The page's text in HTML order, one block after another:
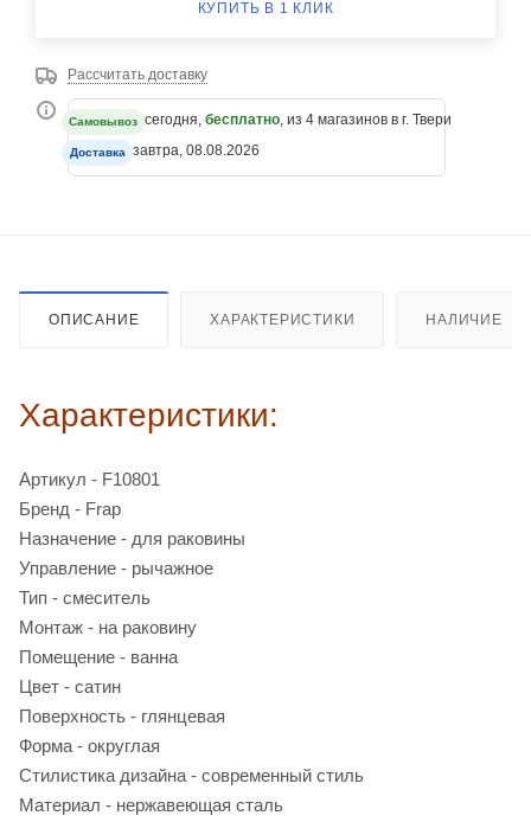
КУПИТЬ В 1 КЛИК
Рассчитать доставку
Самовывоз сегодня, бесплатно , из 4 магазинов в г. Твери
Доставка завтра, 08.08.2026
ОПИСАНИЕ ХАРАКТЕРИСТИКИ НАЛИЧИЕ
Характеристики:
Артикул - F10801
Бренд - Frap
Назначение - для раковины
Управление - рычажное
Тип - смеситель
Монтаж - на раковину
Помещение - ванна
Цвет - сатин
Поверхность - глянцевая
Форма - округлая
Стилистика дизайна - современный стиль
Материал - нержавеющая сталь